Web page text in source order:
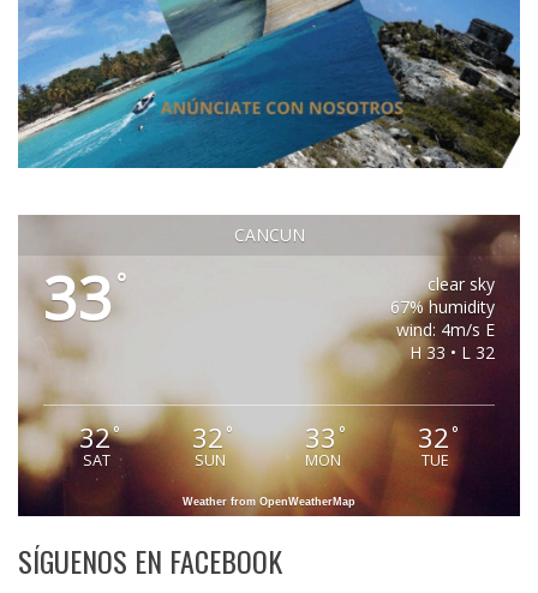
CANCUN
33°
clear sky
67% humidity
wind: 4m/s E
H 33 • L 32
32°
SAT
32°
SUN
33 °
MON
32°
TUE
Weather from OpenWeatherMap
SÍGUENOS EN FACEBOOK